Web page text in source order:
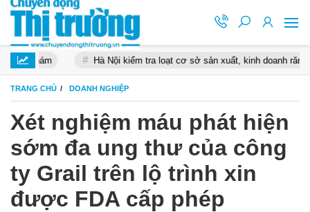
Hà Nội kiểm tra loạt cơ sở sản xuất, kinh doanh răng giả, xử phạt
TRANG CHỦ DOANH NGHIỆP
Xét nghiệm máu phát hiện
sớm đa ung thư của công
ty Grail trên lộ trình xin
được FDA cấp phép